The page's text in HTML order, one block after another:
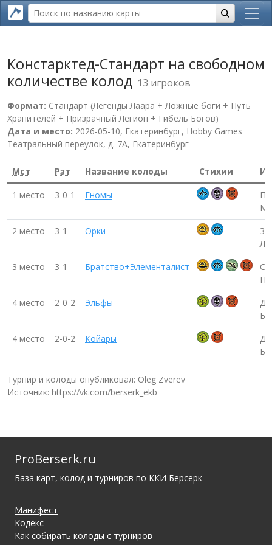
Констарктед-Стандарт на свободном
количестве колод 13 игроков
Формат: Стандарт (Легенды Лаара + Ложные боги + Путь
Хранителей + Призрачный Легион + Гибель Богов)
Дата и место: 2026-05-10, Екатеринбург, Hobby Games
Театральный переулок, д. 7А, Екатеринбург
Мст Рзт Название колоды Стихии
1 место 3-0-1 Гномы
2 место
3-1 Орки
3 место
3-1 Братство+Элементалист
4 место
2-0-2 Эльфы
4 место
2-0-2 Койары
Турнир и колоды опубликовал: Oleg Zverev
Источник: https://vk.com/berserk_ekb
ProBerserk.ru
База карт, колод и турниров по ККИ Берсерк
Манифест
Кодекс
Как собирать колоды с турниров